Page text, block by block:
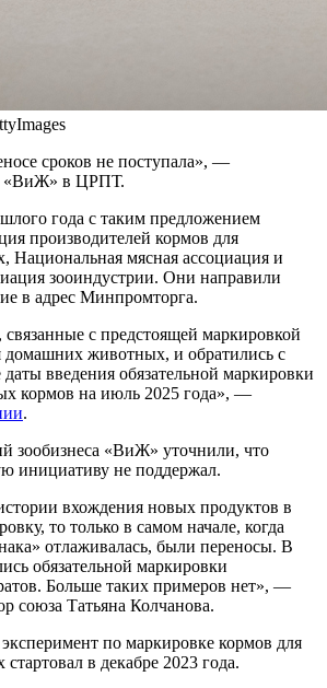
сроков не поступала», —
«ВиЖ» в ЦРПТ.
года с таким предложением
производителей кормов для
мясная ассоциация и
зооиндустрии. Они направили
в адрес Минпромторга.
с предстоящей маркировкой
животных, и обратились с
введения обязательной маркировки
кормов на июль 2025 года», —
.
зообизнеса «ВиЖ» уточнили, что
инициативу не поддержал.
вхождения новых продуктов в
то только в самом начале, когда
отлаживалась, были переносы. В
обязательной маркировки
Больше таких примеров нет», —
союза Татьяна Колчанова.
по маркировке кормов для
в декабре 2023 года.